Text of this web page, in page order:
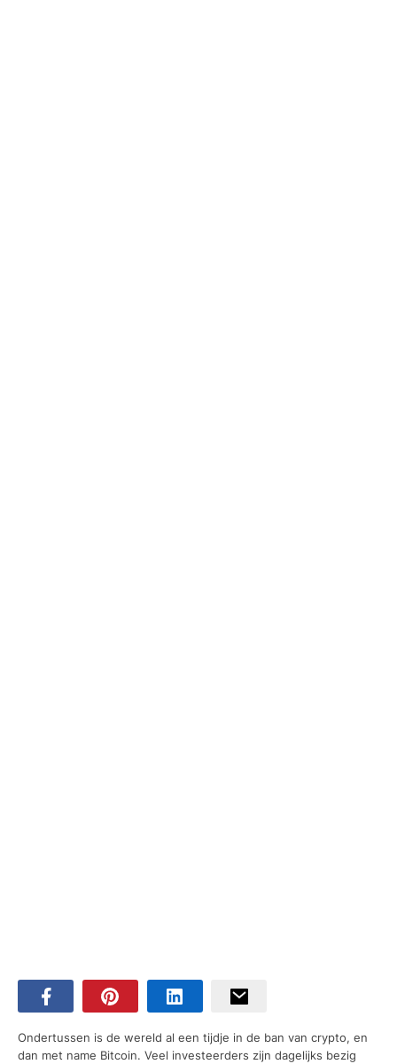
Ondertussen is de wereld al een tijdje in de ban van crypto, en
dan met name Bitcoin. Veel investeerders zijn dagelijks bezig